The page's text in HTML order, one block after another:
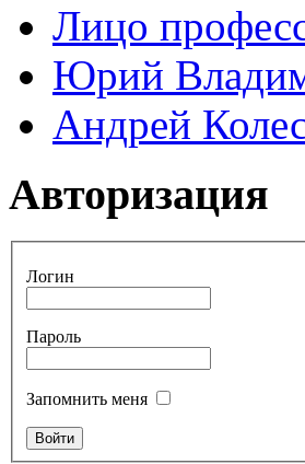
Лицо
Юрий
Андрей
Авторизация
Логин
Пароль
Запомнить меня